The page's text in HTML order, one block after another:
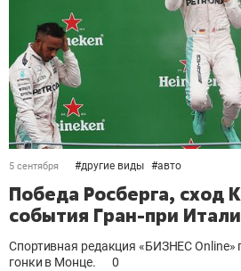
5 сентября #другие виды #авто
Победа Росберга, сход
события Гран-при
Спортивная редакция «БИЗНЕС Online»
гонки в Монце.
0